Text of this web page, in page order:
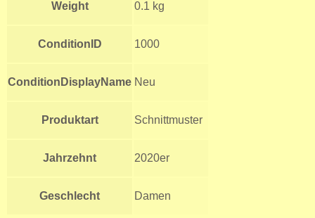
Weight 0.1 kg
ConditionID 1000
ConditionDisplayName Neu
Produktart Schnittmuster
Jahrzehnt 2020er
Geschlecht Damen